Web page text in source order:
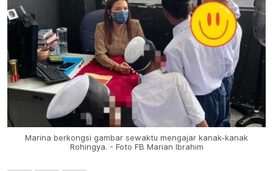
Marina berkongsi gambar sewaktu mengajar kanak-kanak
Rohingya. - Foto FB Marian Ibrahim